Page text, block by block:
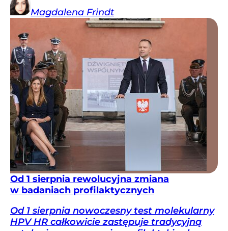
Magdalena Frindt
Od 1 sierpnia rewolucyjna zmiana
w badaniach profilaktycznych
Od 1 sierpnia nowoczesny test molekularny
HPV HR całkowicie zastępuje tradycyjną